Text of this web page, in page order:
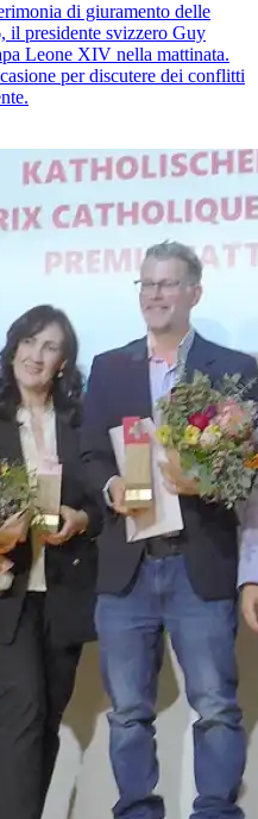
di giuramento delle
il presidente svizzero Guy
Leone XIV nella mattinata.
per discutere dei conflitti